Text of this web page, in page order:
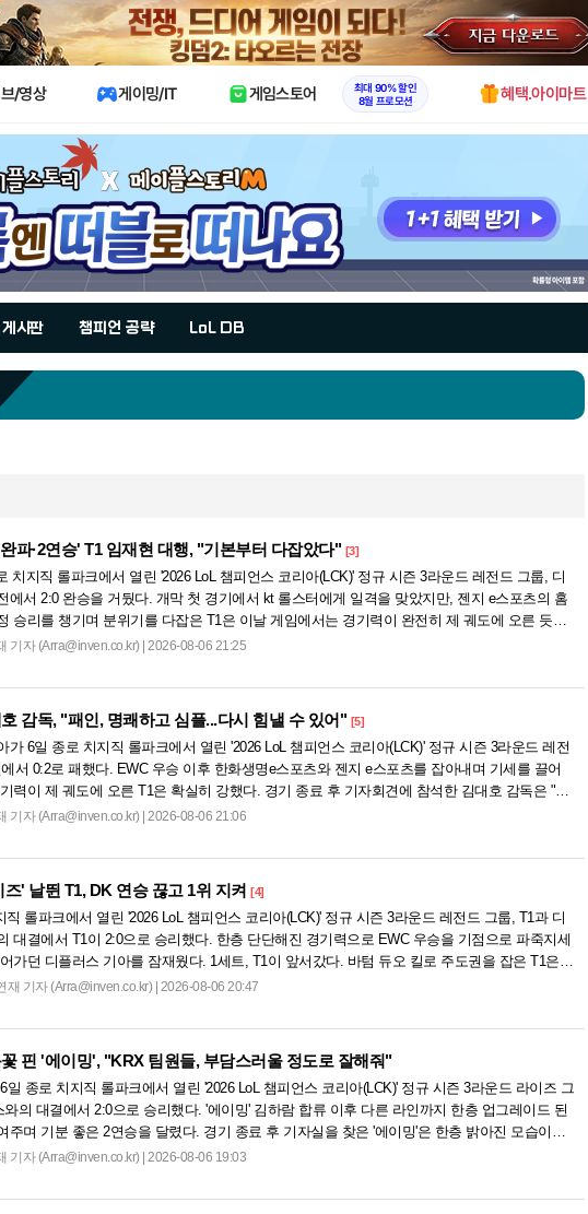
X
/영상 게이밍/IT 게임스토어
최대 90% 할인
8월 프로모션
혜택.아이마트
시판 챔피언 공략 LoL DB
파·2연승' T1 임재현 대행, "기본부터 다잡았다" [3]
치지직 롤파크에서 열린 '2026 LoL 챔피언스 코리아(LCK)' 정규 시즌 3라운드 레전드 그룹, 디
에서 2:0 완승을 거뒀다. 개막 첫 경기에서 kt 롤스터에게 일격을 맞았지만, 젠지 e스포츠의 홈
승리를 챙기며 분위기를 다잡은 T1은 이날 게임에서는 경기력이 완전히 제 궤도에 오른 듯한
음은...
기자 (Arra@inven.co.kr) | 2026-08-06 21:25
감독, "패인, 명쾌하고 심플...다시 힘낼 수 있어" [5]
가 6일 종로 치지직 롤파크에서 열린 '2026 LoL 챔피언스 코리아(LCK)' 정규 시즌 3라운드 레전
서 0:2로 패했다. EWC 우승 이후 한화생명e스포츠와 젠지 e스포츠를 잡아내며 기세를 끌어
력이 제 궤도에 오른 T1은 확실히 강했다. 경기 종료 후 기자회견에 참석한 김대호 감독은 "오
아쉽다"...
기자 (Arra@inven.co.kr) | 2026-08-06 21:06
' 날뛴 T1, DK 연승 끊고 1위 지켜 [4]
직 롤파크에서 열린 '2026 LoL 챔피언스 코리아(LCK)' 정규 시즌 3라운드 레전드 그룹, T1과 디
대결에서 T1이 2:0으로 승리했다. 한층 단단해진 경기력으로 EWC 우승을 기점으로 파죽지세
가던 디플러스 기아를 잠재웠다. 1세트, T1이 앞서갔다. 바텀 듀오 킬로 주도권을 잡은 T1은
드렸...
재 기자 (Arra@inven.co.kr) | 2026-08-06 20:47
핀 '에이밍', "KRX 팀원들, 부담스러울 정도로 잘해줘"
일 종로 치지직 롤파크에서 열린 '2026 LoL 챔피언스 코리아(LCK)' 정규 시즌 3라운드 라이즈 그
와의 대결에서 2:0으로 승리했다. '에이밍' 김하람 합류 이후 다른 라인까지 한층 업그레이드 된
주며 기분 좋은 2연승을 달렸다. 경기 종료 후 기자실을 찾은 '에이밍'은 한층 밝아진 모습이었
...기자 (Arra@inven.co.kr) | 2026-08-06 19:03